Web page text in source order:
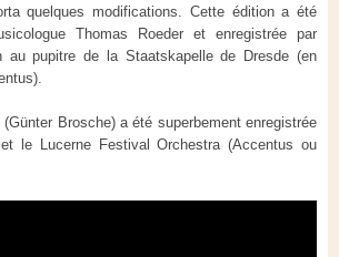
quelques modifications. Cette édition a été
Thomas Roeder et enregistrée par
au pupitre de la Staatskapelle de Dresde (en
(Günter Brosche) a été superbement enregistrée
le Lucerne Festival Orchestra (Accentus ou